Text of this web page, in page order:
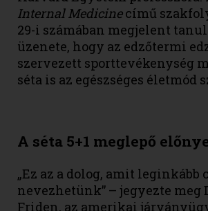
Internal Medicinecímű
29-i számában megjelent
üzenete, hogy az edzőtermi
szervezett sporttevékenység
séta is az egészséges életmód
A séta 5+1 meglepő
„Ez az a dolog, amit leginkább
nevezhetünk” – jegyezte meg
Friden, az amerikai